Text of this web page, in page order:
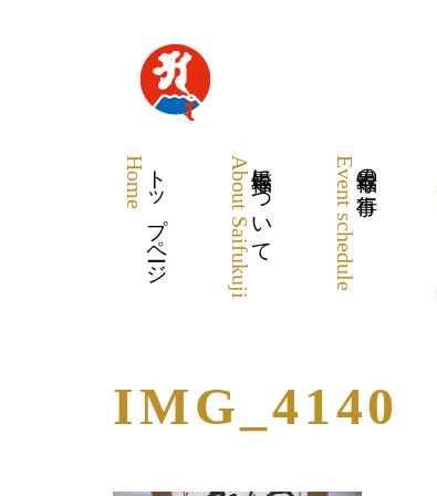
トップページ
Home 最福寺について
About Saifukuji 最福寺の行事
Event schedule
IMG_4140